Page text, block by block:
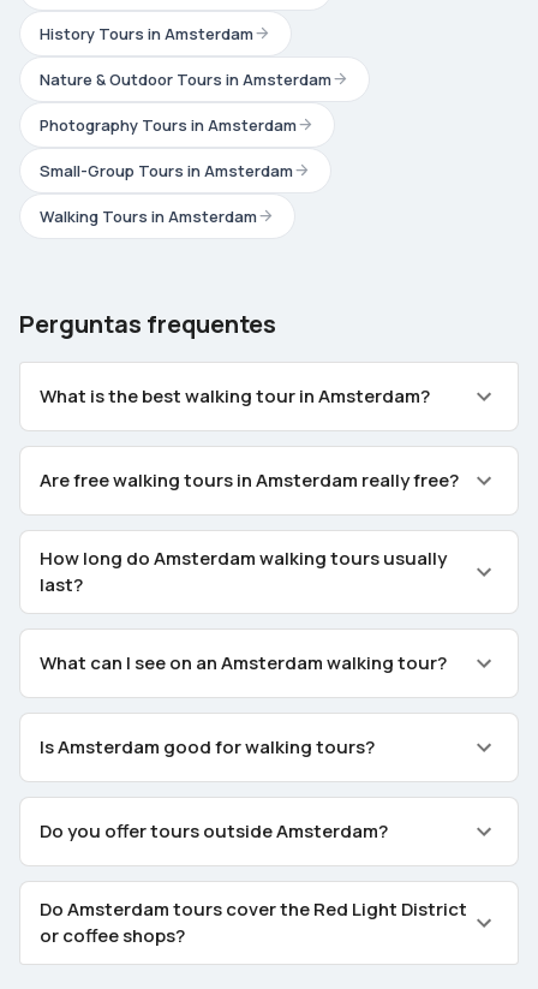
History Tours in Amsterdam
Nature & Outdoor Tours in Amsterdam
Photography Tours in Amsterdam
Small-Group Tours in Amsterdam
Walking Tours in Amsterdam
Perguntas frequentes
What is the best walking tour in Amsterdam?
Are free walking tours in Amsterdam really free?
How long do Amsterdam walking tours usually
last?
What can I see on an Amsterdam walking tour?
Is Amsterdam good for walking tours?
Do you offer tours outside Amsterdam?
Do Amsterdam tours cover the Red Light District
or coffee shops?